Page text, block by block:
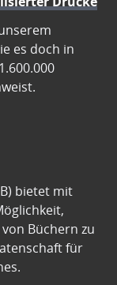
es doch in
bietet mit
Büchern zu
für